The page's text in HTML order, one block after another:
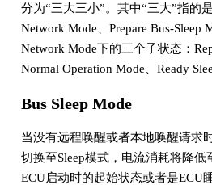
分为“三大三小”。其中“三大”指的是
Network Mode、Prepare Bus-Sleep
Network Mode下的三个子状态：
Normal Operation Mode、Ready
Bus Sleep Mode
当没有远程唤醒或者本地唤醒请求
切换至Sleep模式，电流消耗将降低
ECU启动时的起始状态或者是ECU